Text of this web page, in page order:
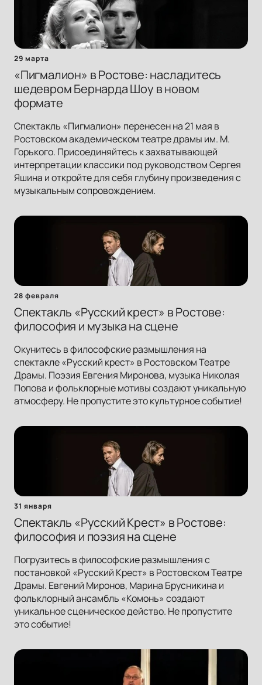
29 марта
«Пигмалион» в Ростове: насладитесь
шедевром Бернарда Шоу в новом
формате
Спектакль «Пигмалион» перенесен на 21 мая в
Ростовском академическом театре драмы им. М.
Горького. Присоединяйтесь к захватывающей
интерпретации классики под руководством Сергея
Яшина и откройте для себя глубину произведения с
музыкальным сопровождением.
28 февраля
Спектакль «Русский крест» в Ростове:
философия и музыка на сцене
Окунитесь в философские размышления на
спектакле «Русский крест» в Ростовском Театре
Драмы. Поэзия Евгения Миронова, музыка Николая
Попова и фольклорные мотивы создают уникальную
атмосферу. Не пропустите это культурное событие!
31 января
Спектакль «Русский Крест» в Ростове:
философия и поэзия на сцене
Погрузитесь в философские размышления с
постановкой «Русский Крест» в Ростовском Театре
Драмы. Евгений Миронов, Марина Брусникина и
фольклорный ансамбль «Комонь» создают
уникальное сценическое действо. Не пропустите
это событие!